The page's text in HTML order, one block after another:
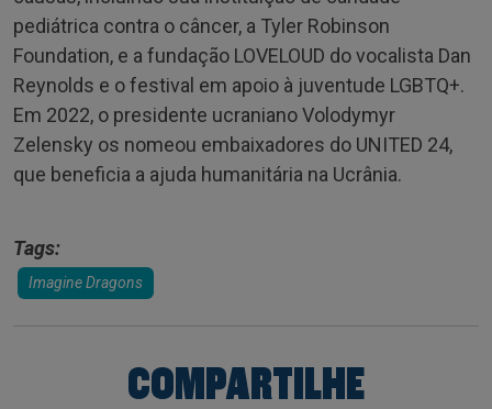
pediátrica contra o câncer, a Tyler Robinson
Foundation, e a fundação LOVELOUD do vocalista Dan
Reynolds e o festival em apoio à juventude LGBTQ+.
Em 2022, o presidente ucraniano Volodymyr
Zelensky os nomeou embaixadores do UNITED 24,
que beneficia a ajuda humanitária na Ucrânia.
Tags:
Imagine Dragons
COMPARTILHE